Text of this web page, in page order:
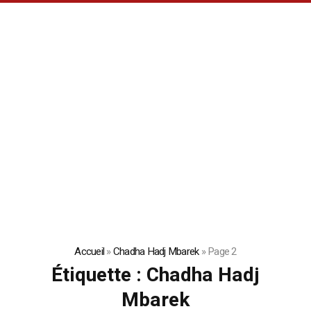
Accueil»Chadha Hadj Mbarek»Page 2
Étiquette : Chadha Hadj
Mbarek